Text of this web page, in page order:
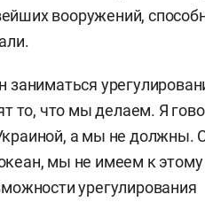
вооружений,
заниматься
то, что мы делаем. Я
а мы не должны.
мы не имеем к этому
урегулирования